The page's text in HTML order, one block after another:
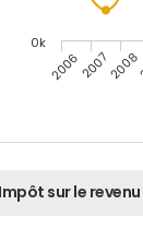
200620072008
0k
Impôt sur le